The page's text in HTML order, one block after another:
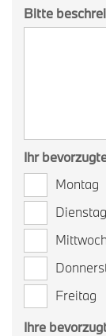
Bitte
Ihr
Montag
Dienstag
Mittwoch
Freitag
Ihre